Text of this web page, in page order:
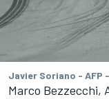
Javier Soriano - AFP
Marco Bezzecchi,